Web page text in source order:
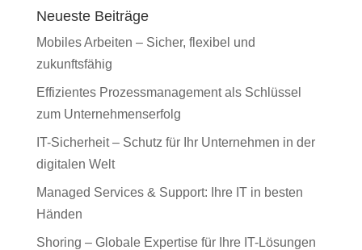
Neueste Beiträge
Mobiles Arbeiten – Sicher, flexibel und
zukunftsfähig
Effizientes Prozessmanagement als Schlüssel
zum Unternehmenserfolg
IT-Sicherheit – Schutz für Ihr Unternehmen in der
digitalen Welt
Managed Services & Support: Ihre IT in besten
Händen
Shoring – Globale Expertise für Ihre IT-Lösungen